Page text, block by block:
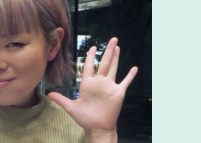
アート、文芸、マンガなど
ライフスタイル
食、健康、美容…暮らし豊かに
社会
国内、海外の気になるトピック